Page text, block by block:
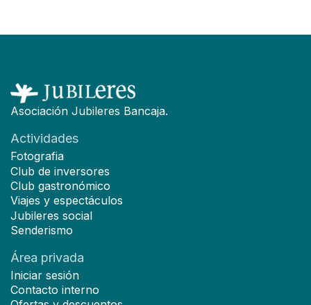
Asociación Jubileres Bancaja.
Actividades
Fotografia
Club de inversores
Club gastronómico
Viajes y espectáculos
Jubileres social
Senderismo
Área privada
Iniciar sesión
Contacto interno